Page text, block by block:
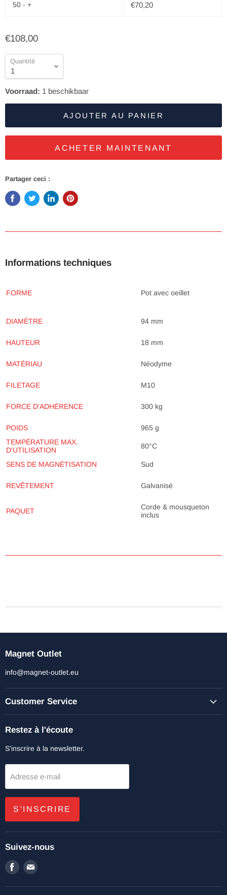
50 - + €70,20
€108,00
Quantité
Voorraad: 1 beschikbaar
AJOUTER AU PANIER
ACHETER MAINTENANT
Partager ceci :
Informations techniques
FORME Pot avec oeillet
DIAMÈTRE 94 mm
HAUTEUR 18 mm
MATÉRIAU Néodyme
FILETAGE M10
FORCE D'ADHÉRENCE 300 kg
POIDS
965 g
TEMPÉRATURE MAX.
D'UTILISATION
80°C
SENS DE MAGNÉTISATION Sud
REVÊTEMENT Galvanisé
PAQUET
Corde & mousqueton
inclus
Magnet Outlet
info@magnet-outlet.eu
Customer Service
Restez à l'écoute
S'inscrire à la newsletter.
Adresse e-mail
S'INSCRIRE
Suivez-nous
Trouvez-
nous
sur
Trouvez-
sur